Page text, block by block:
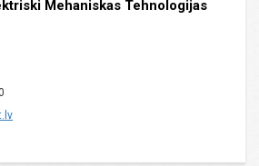
Mehaniskas Tehnologijas